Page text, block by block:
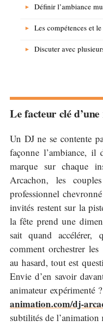
Définir l’ambiance
Les compétences et
Discuter avec
Le facteur clé
Un DJ ne se contente
façonne l’ambiance,
marque sur chaque
Arcachon, les
professionnel
invités restent sur la
la fête prend une
sait quand accélérer,
comment orchestrer
au hasard, tout est
Envie d’en savoir
animateur expérimenté
animation.com/dj-
subtilités de